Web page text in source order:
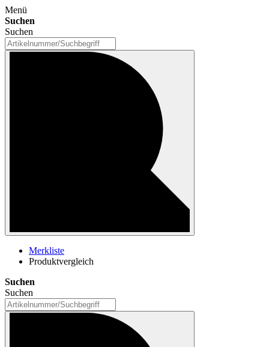
Menü
Suchen
Suchen
Merkliste
Produktvergleich
Suchen
Suchen